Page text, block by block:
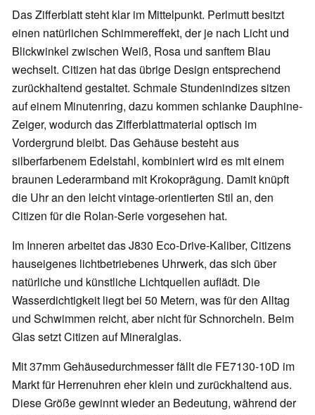
Das Zifferblatt steht klar im Mittelpunkt. Perlmutt besitzt
einen natürlichen Schimmereffekt, der je nach Licht und
Blickwinkel zwischen Weiß, Rosa und sanftem Blau
wechselt. Citizen hat das übrige Design entsprechend
zurückhaltend gestaltet. Schmale Stundenindizes sitzen
auf einem Minutenring, dazu kommen schlanke Dauphine-
Zeiger, wodurch das Zifferblattmaterial optisch im
Vordergrund bleibt. Das Gehäuse besteht aus
silberfarbenem Edelstahl, kombiniert wird es mit einem
braunen Lederarmband mit Krokoprägung. Damit knüpft
die Uhr an den leicht vintage-orientierten Stil an, den
Citizen für die Rolan-Serie vorgesehen hat.
Im Inneren arbeitet das J830 Eco-Drive-Kaliber, Citizens
hauseigenes lichtbetriebenes Uhrwerk, das sich über
natürliche und künstliche Lichtquellen auflädt. Die
Wasserdichtigkeit liegt bei 50 Metern, was für den Alltag
und Schwimmen reicht, aber nicht für Schnorcheln. Beim
Glas setzt Citizen auf Mineralglas.
Mit 37mm Gehäusedurchmesser fällt die FE7130-10D im
Markt für Herrenuhren eher klein und zurückhaltend aus.
Diese Größe gewinnt wieder an Bedeutung, während der